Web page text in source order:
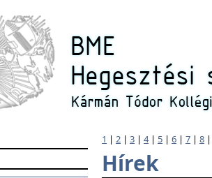
1 | 2 | 3 | 4| 5 | 6 | 7 | 8
Hírek